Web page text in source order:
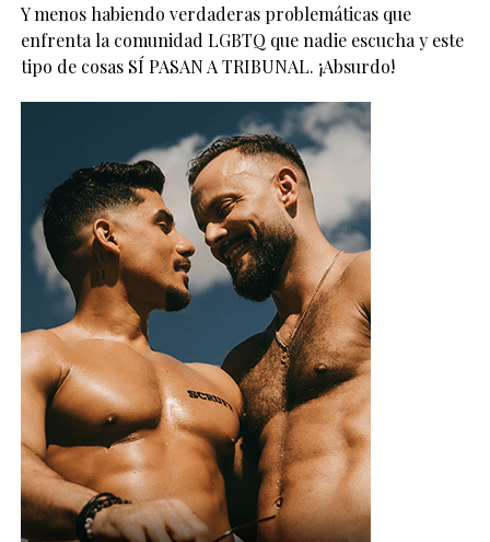
Y menos habiendo verdaderas problemáticas que
enfrenta la comunidad LGBTQ que nadie escucha y este
tipo de cosas SÍ PASAN A TRIBUNAL. ¡Absurdo!